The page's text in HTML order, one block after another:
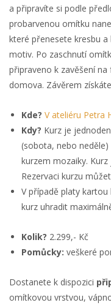
a připravíte si podle
probarvenou omítku
které přenesete kresbu
motiv. Po zaschnutí
připraveno k zavěšení
domova. Závěrem
Kde? V ateliéru Petra
Kdy? Kurz je
(sobota, nebo
kurzem mozaiky.
Rezervaci kurzu
V případě platy
kurz uhradit
Kolik? 2.299,- Kč
Pomůcky: veškeré
Dostanete k dispozici
omítkovou vrstvou,